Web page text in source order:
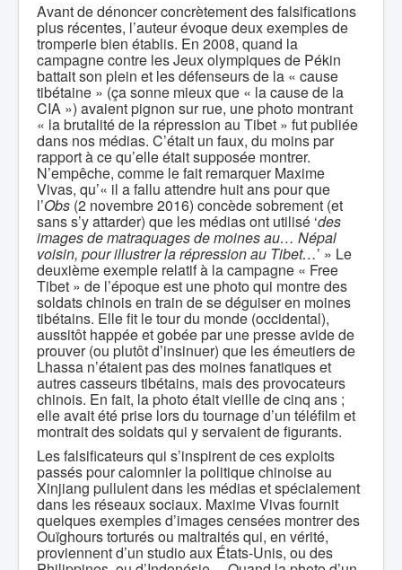
Avant de dénoncer concrètement des falsifications
plus récentes, l’auteur évoque deux exemples de
tromperie bien établis. En 2008, quand la
campagne contre les Jeux olympiques de Pékin
battait son plein et les défenseurs de la « cause
tibétaine » (ça sonne mieux que « la cause de la
CIA ») avaient pignon sur rue, une photo montrant
« la brutalité de la répression au Tibet » fut publiée
dans nos médias. C’était un faux, du moins par
rapport à ce qu’elle était supposée montrer.
N’empêche, comme le fait remarquer Maxime
Vivas, qu’« il a fallu attendre huit ans pour que
l’Obs (2 novembre 2016) concède sobrement (et
sans s’y attarder) que les médias ont utilisé ‘des
images de matraquages de moines au… Népal
voisin, pour illustrer la répression au Tibet…’ » Le
deuxième exemple relatif à la campagne « Free
Tibet » de l’époque est une photo qui montre des
soldats chinois en train de se déguiser en moines
tibétains. Elle fit le tour du monde (occidental),
aussitôt happée et gobée par une presse avide de
prouver (ou plutôt d’insinuer) que les émeutiers de
Lhassa n’étaient pas des moines fanatiques et
autres casseurs tibétains, mais des provocateurs
chinois. En fait, la photo était vieille de cinq ans ;
elle avait été prise lors du tournage d’un téléfilm et
montrait des soldats qui y servaient de figurants.
Les falsificateurs qui s’inspirent de ces exploits
passés pour calomnier la politique chinoise au
Xinjiang pullulent dans les médias et spécialement
dans les réseaux sociaux. Maxime Vivas fournit
quelques exemples d’images censées montrer des
Ouïghours torturés ou maltraités qui, en vérité,
proviennent d’un studio aux États-Unis, ou des